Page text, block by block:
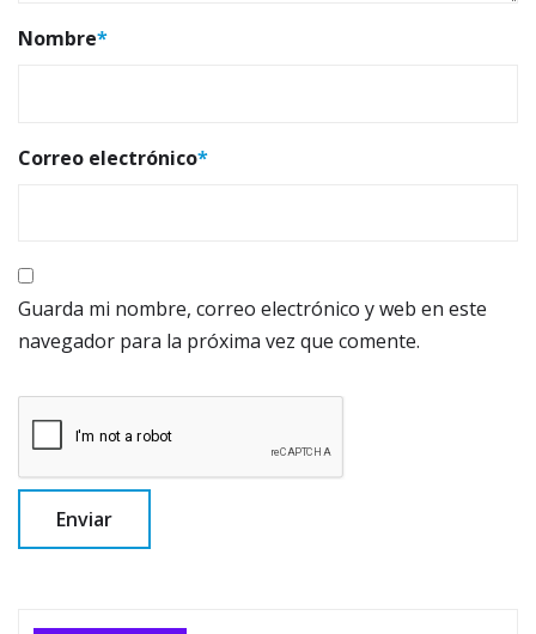
Nombre*
Correo electrónico*
Guarda mi nombre, correo electrónico y web en este
navegador para la próxima vez que comente.